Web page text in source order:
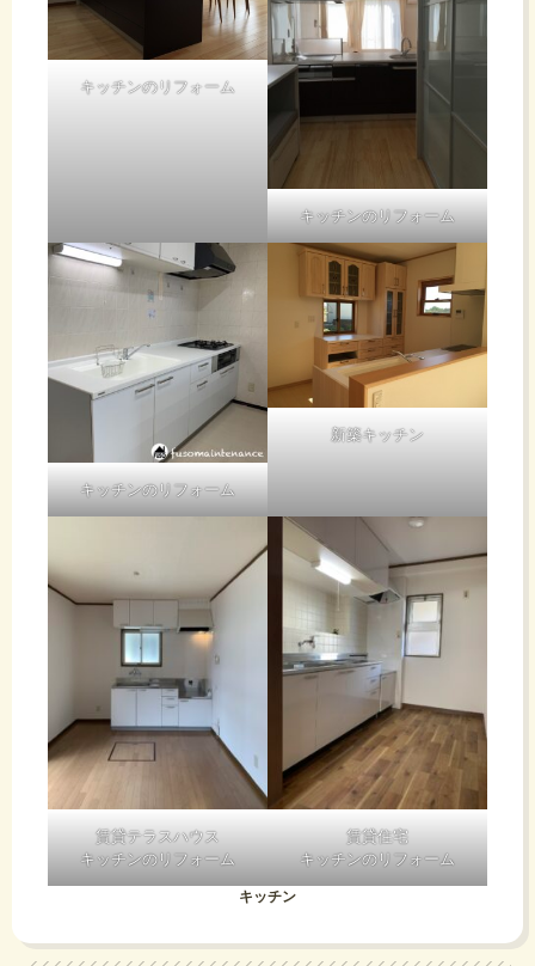
キッチンのリフォーム
キッチンのリフォーム
キッチンのリフォーム
新築キッチン
賃貸テラスハウス
キッチンのリフォーム
賃貸住宅
キッチンのリフォーム
キッチン